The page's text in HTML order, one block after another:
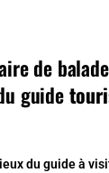
de
guide
du guide à